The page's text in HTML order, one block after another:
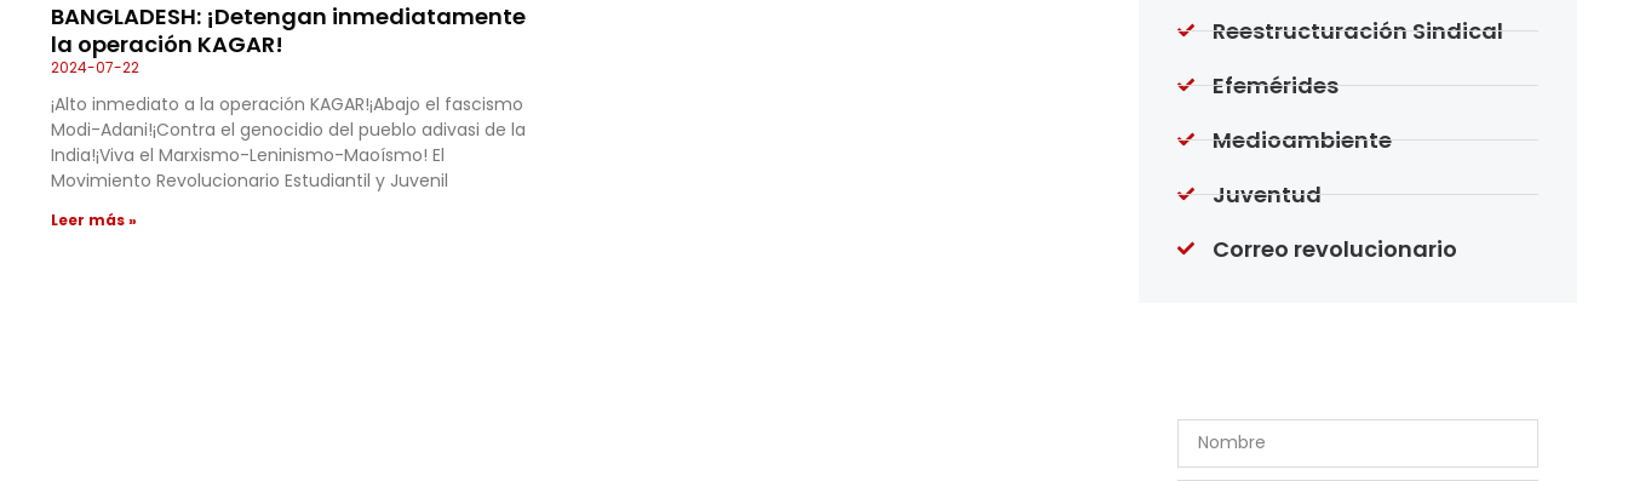
BANGLADESH: ¡Detengan inmediatamente
la operación KAGAR!
2024-07-22
¡Alto inmediato a la operación KAGAR!¡Abajo el fascismo
Modi-Adani!¡Contra el genocidio del pueblo adivasi de la
India!¡Viva el Marxismo-Leninismo-Maoísmo! El
Movimiento Revolucionario Estudiantil y Juvenil
Leer más »
Reestructuración Sindical
Efemérides
Medioambiente
Juventud
Correo revolucionario